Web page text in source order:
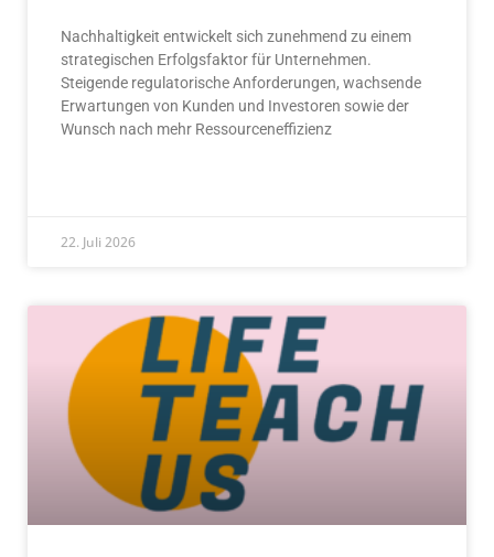
Nachhaltigkeit entwickelt sich zunehmend zu einem
strategischen Erfolgsfaktor für Unternehmen.
Steigende regulatorische Anforderungen, wachsende
Erwartungen von Kunden und Investoren sowie der
Wunsch nach mehr Ressourceneffizienz
22. Juli 2026